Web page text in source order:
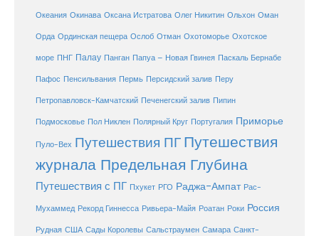
Океания Окинава Оксана Истратова Олег Никитин Ольхон Оман
Орда Ординская пещера Ослоб Отман Охотоморье Охотское
море ПНГ Палау Панган Папуа – Новая Гвинея Паскаль Бернабе
Пафос Пенсильвания Пермь Персидский залив Перу
Петропавловск-Камчатский Печенегский залив Пипин
Подмосковье Пол Никлен Полярный Круг Португалия Приморье
Пуло-Вех Путешествия ПГ Путешествия
журнала Предельная Глубина
Путешествия с ПГ Пхукет РГО Раджа-Ампат Рас-
Мухаммед Рекорд Гиннесса Ривьера-Майя Роатан Роки Россия
Рудная США Сады Королевы Сальстраумен Самара Санкт-